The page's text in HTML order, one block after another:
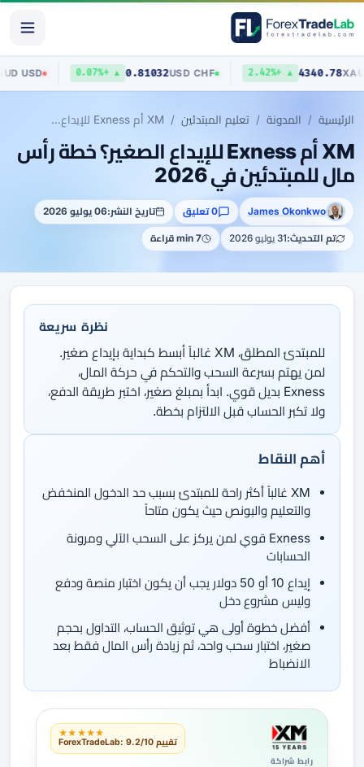
▲ +2.42%
USD CHF
0.81032
▲ +0.07%
AUD USD
الرئيسية المدونة تعليم المبتدئين XM أم Exness للإيداع الصغير؟ خطة رأس مال للمبتدئين في 2026
XM أم Exness للإيداع الصغير؟ خطة رأس
مال للمبتدئين في 2026
James Okonkwo 0 تعليق تاريخ النشر:06 يوليو 2026
تم التحديث:31 يوليو 2026 7 min قراءة
نظرة سريعة
للمبتدئ المطلق، XM غالباً أبسط كبداية بإيداع صغير.
لمن يهتم بسرعة السحب والتحكم في حركة المال،
Exness بديل قوي. ابدأ بمبلغ صغير، اختبر طريقة الدفع،
ولا تكبر الحساب قبل الالتزام بخطة.
أهم النقاط
XM غالباً أكثر راحة للمبتدئ بسبب حد الدخول المنخفض
والتعليم والبونص حيث يكون متاحاً
Exness قوي لمن يركز على السحب الآلي ومرونة
الحسابات
إيداع 10 أو 50 دولار يجب أن يكون اختبار منصة ودفع
وليس مشروع دخل
أفضل خطوة أولى هي توثيق الحساب، التداول بحجم
صغير، اختبار سحب واحد، ثم زيادة رأس المال فقط بعد
الانضباط
رابط شراكة
★★★★★
تقييم ForexTradeLab: 9.2/10